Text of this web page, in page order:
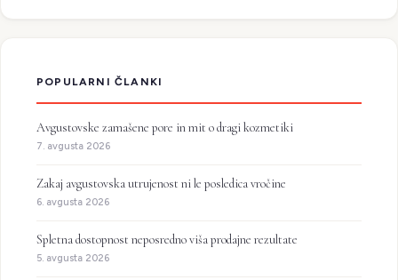
POPULARNI ČLANKI
Avgustovske zamašene pore in mit o dragi kozmetiki
7. avgusta 2026
Zakaj avgustovska utrujenost ni le posledica vročine
6. avgusta 2026
Spletna dostopnost neposredno viša prodajne rezultate
5. avgusta 2026